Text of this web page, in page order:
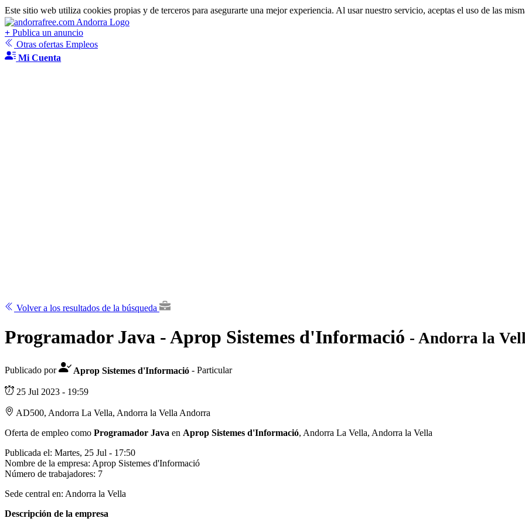
Este sitio web utiliza cookies propias y de terceros para asegurarte una mejor experiencia. Al usar nuestro servicio, aceptas el uso de las
+ Publica un anuncio
Otras ofertas Empleos
Mi Cuenta
Volver a los resultados de la búsqueda
Programador Java - Aprop Sistemes d'Informació - Andorra la
Publicado por Aprop Sistemes d'Informació- Particular
25 Jul 2023 - 19:59
AD500, Andorra La Vella, Andorra la Vella Andorra
Oferta de empleo como Programador Java en Aprop Sistemes d'Informació, Andorra La Vella, Andorra la Vella
Publicada el: Martes, 25 Jul - 17:50
Nombre de la empresa: Aprop Sistemes d'Informació
Número de trabajadores: 7
Sede central en: Andorra la Vella
Descripción de la empresa